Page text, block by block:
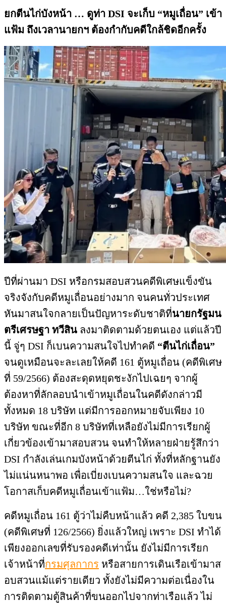
ยกตีนไก่บังหน้า … ดูท่า DSI จะเก็บ “หมูเถื่อน” เข้า
แฟ้ม ถึงเวลานายกฯ ต้องกำกับคดีใกล้ชิดอีกครั้ง
ปีที่ผ่านมา DSI หรือกรมสอบสวนคดีพิเศษแข็งขัน
จริงจังกับคดีหมูเถื่อนอย่างมาก จนคนทั่วประเทศ
หันมาสนใจกลายเป็นปัญหาระดับชาติที่นายกรัฐมน
ตรีเศรษฐา ทวีสิน ลงมาติดตามด้วยตนเอง แต่แล้วปี
นี้ จู่ๆ DSI ก็เบนความสนใจไปทำคดี “ตีนไก่เถื่อน”
จนดูเหมือนจะละเลยให้คดี 161 ตู้หมูเถื่อน (คดีพิเศษ
ที่ 59/2566) ต้องสะดุดหยุดชะงักไปเฉยๆ จากผู้
ต้องหาที่ลักลอบนำเข้าหมูเถื่อนในคดีดังกล่าวมี
ทั้งหมด 18 บริษัท แต่มีการออกหมายจับเพียง 10
บริษัท ขณะที่อีก 8 บริษัทที่เหลือยังไม่มีการเรียกผู้
เกี่ยวข้องเข้ามาสอบสวน จนทำให้หลายฝ่ายรู้สึกว่า
DSI กำลังเล่นเกมบังหน้าด้วยตีนไก่ ทั้งที่หลักฐานยัง
ไม่แน่นหนาพอ เพื่อเบี่ยงเบนความสนใจ และฉวย
โอกาสเก็บคดีหมูเถื่อนเข้าแฟ้ม…ใช่หรือไม่?
คดีหมูเถื่อน 161 ตู้ว่าไม่คืบหน้าแล้ว คดี 2,385 ใบขน
(คดีพิเศษที่ 126/2566) ยิ่งแล้วใหญ่ เพราะ DSI ทำได้
เพียงออกเลขที่รับรองคดีเท่านั้น ยังไม่มีการเรียก
เจ้าหน้าที่กรมศุลกากร หรือสายการเดินเรือเข้ามาส
อบสวนแม้แต่รายเดียว ทั้งยังไม่มีความต่อเนื่องใน
การติดตามตู้สินค้าที่ขนออกไปจากท่าเรือแล้ว ไม่